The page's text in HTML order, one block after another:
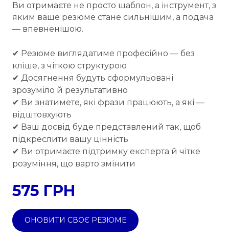
Ви отримаєте не просто шаблон, а інструмент, з
яким ваше резюме стане сильнішим, а подача
— впевненішою.
✔ Резюме виглядатиме професійно — без
кліше, з чіткою структурою
✔ Досягнення будуть сформульовані
зрозуміло й результативно
✔ Ви знатимете, які фрази працюють, а які —
відштовхують
✔ Ваш досвід буде представлений так, щоб
підкреслити вашу цінність
✔ Ви отримаєте підтримку експерта й чітке
розуміння, що варто змінити
575 ГРН
ОНОВИТИ СВОЄ РЕЗЮМЕ